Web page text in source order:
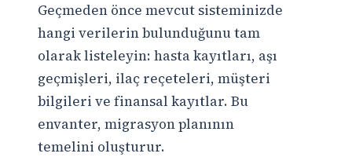
Geçmeden önce mevcut sisteminizde
hangi verilerin bulunduğunu tam
olarak listeleyin: hasta kayıtları, aşı
geçmişleri, ilaç reçeteleri, müşteri
bilgileri ve finansal kayıtlar. Bu
envanter, migrasyon planının
temelini oluşturur.